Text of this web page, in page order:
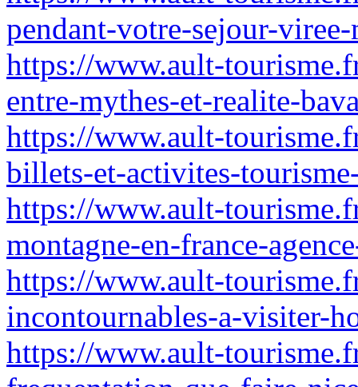
pendant-votre-sejour-
https://www.ault-
entre-mythes-et-realite-
https://www.ault-
billets-et-activites-
https://www.ault-
montagne-en-france-
https://www.ault-
incontournables-a-visiter-
https://www.ault-